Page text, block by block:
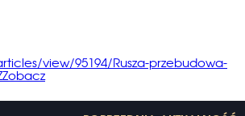
view/95194/Rusza-przebudowa-